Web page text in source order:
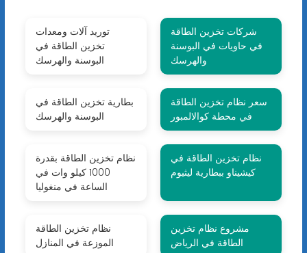
توريد آلات ومعدات
تخزين الطاقة في
البوسنة والهرسك
شركات تخزين الطاقة
في حاويات في البوسنة
والهرسك
بطارية تخزين الطاقة في
البوسنة والهرسك
سعر نظام تخزين الطاقة
في محطة كوالالمبور
نظام تخزين الطاقة بقدرة
1000 كيلو وات في
الساعة في منغوليا
نظام تخزين الطاقة في
كيشيناو ببطارية ليثيوم
نظام تخزين الطاقة
الموزعة في المنازل
مشروع نظام تخزين
الطاقة في الرياض